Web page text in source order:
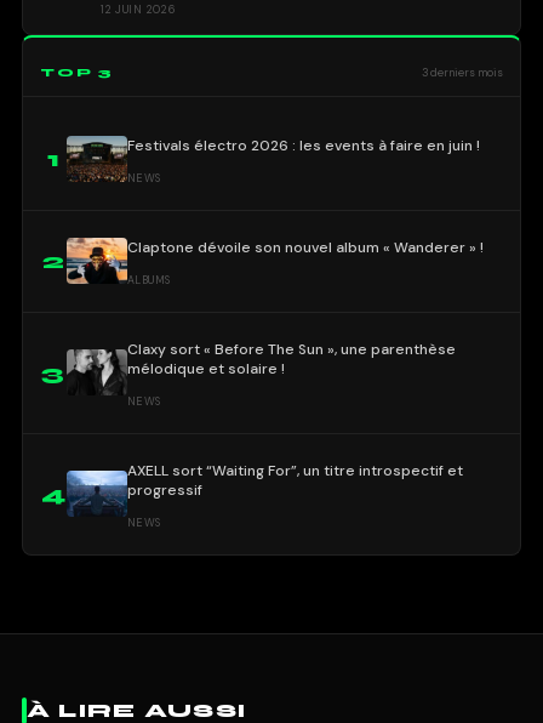
12 JUIN 2026
TOP 3 3 derniers mois
1
Festivals électro 2026 : les events à faire en juin !
NEWS
2
Claptone dévoile son nouvel album « Wanderer » !
ALBUMS
3
Claxy sort « Before The Sun », une parenthèse
mélodique et solaire !
NEWS
4
AXELL sort “Waiting For”, un titre introspectif et
progressif
NEWS
À LIRE AUSSI